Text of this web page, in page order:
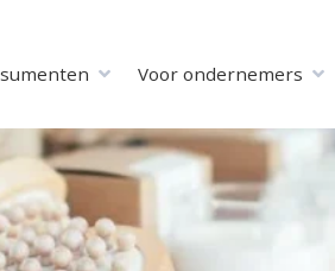
Voor ondernemers